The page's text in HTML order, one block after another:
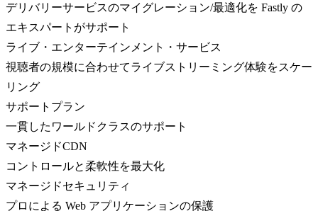
デリバリーサービスのマイグレーション/最適化を Fastly の
エキスパートがサポート
ライブ・エンターテインメント・サービス
視聴者の規模に合わせてライブストリーミング体験をスケー
リング
サポートプラン
一貫したワールドクラスのサポート
マネージドCDN
コントロールと柔軟性を最大化
マネージドセキュリティ
プロによる Web アプリケーションの保護